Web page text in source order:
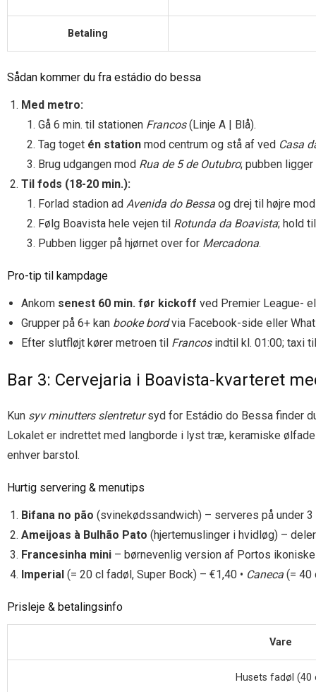
Betaling
Sådan kommer du fra estádio do bessa
Med metro:
Gå 6 min. til stationen Francos(Linje A | Blå).
Tag toget én station mod centrum og stå af ved Casa
Brug udgangen mod Rua de 5 de Outubro; pubben
Til fods (18-20 min.):
Forlad stadion ad Avenida do Bessa og drej til højre
Følg Boavista hele vejen til Rotunda da Boavista; hold
Pubben ligger på hjørnet over for Mercadona.
Pro-tip til kampdage
Ankom senest 60 min. før kickoff ved Premier League-
Grupper på 6+ kan booke bordvia Facebook-side eller
Efter slutfløjt kører metroen til Francosindtil kl. 01:00; taxi
Bar 3: Cervejaria i Boavista-kvarteret
Kun syv minutters slentretursyd for Estádio do Bessa finder
Lokalet er indrettet med langborde i lyst træ, keramiske
enhver barstol.
Hurtig servering & menutips
Bifana no pão (svinekødssandwich) – serveres på under 3
Ameijoas à Bulhão Pato (hjertemuslinger i hvidløg) –
Francesinha mini – børnevenlig version af Portos
Imperial (= 20 cl fadøl, Super Bock) – €1,40 • Caneca (= 40
Prisleje & betalingsinfo
Vare
Husets fadøl (40